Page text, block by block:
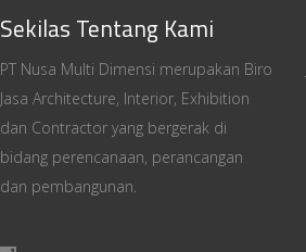
Sekilas Tentang Kami
PT Nusa Multi Dimensi merupakan Biro
Jasa Architecture, Interior, Exhibition
dan Contractor yang bergerak di
bidang perencanaan, perancangan
dan pembangunan.